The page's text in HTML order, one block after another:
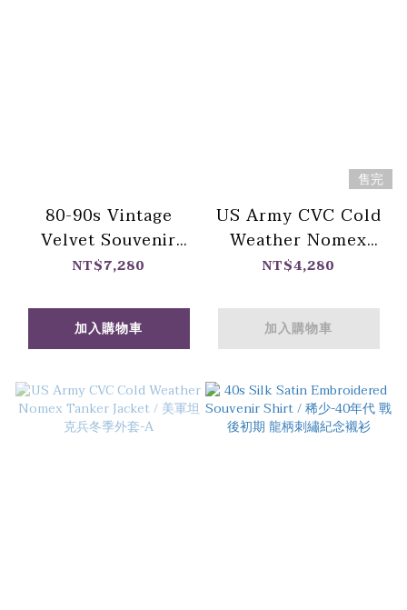
80-90s Vintage
Velvet Souvenir
Jacket / 復刻50年代NT$7,280
加入購物車
售完
US Army CVC Cold
Weather Nomex
Tanker Jacket / 美軍
NT$4,280
加入購物車